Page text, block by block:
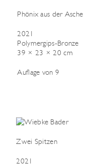
Phönix aus der Asche
2021
Polymergips-Bronze
39 × 23 × 20 cm
Auflage von 9
Zwei Spitzen
2021